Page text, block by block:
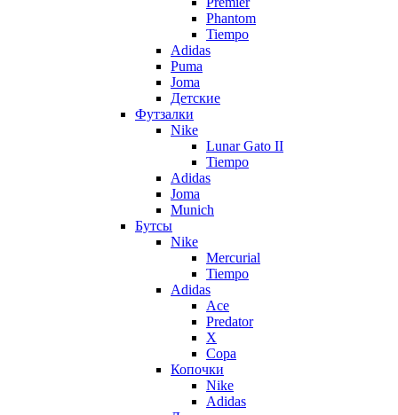
Phantom
Tiempo
Adidas
Puma
Joma
Детские
Футзалки
Nike
Lunar Gato II
Tiempo
Adidas
Joma
Munich
Бутсы
Nike
Mercurial
Tiempo
Adidas
Ace
Predator
X
Copa
Копочки
Nike
Adidas